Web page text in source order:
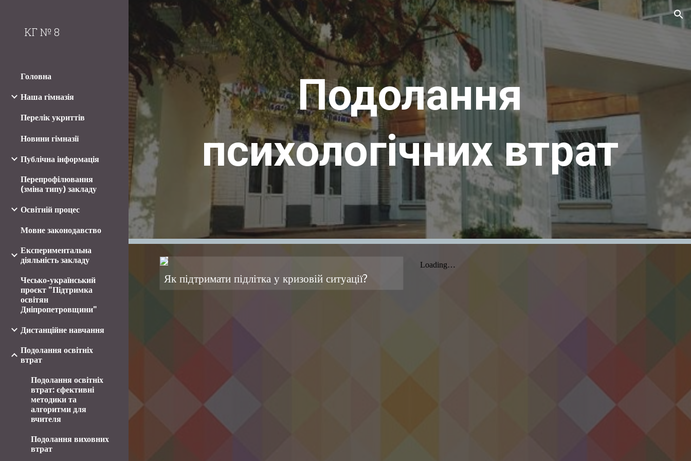
Skip to main content Skip to navigation
КГ № 8
Головна
Наша гімназія
Перелік укриттів
Новини гімназії
Публічна інформація
Перепрофілювання
(зміна типу) закладу
Освітній процес
Мовне законодавство
Експериментальна
діяльність закладу
Чесько-український
проєкт "Підтримка
освітян
Дніпропетровщини"
Дистанційне навчання
Подолання освітніх
втрат
Подолання освітніх
втрат: єфективні
методики та
алгоритми для
вчителя
Подолання виховних
втрат
Подолання
психологічних втрат
Як підтримати підлітка у кризовій ситуації?